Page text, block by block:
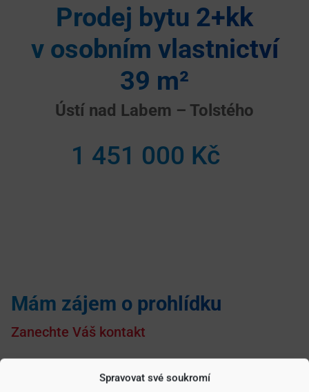
Spravovat své soukromí
Prodej bytu 2+kk
v osobním vlastnictví
39 m²
Ústí nad Labem – Tolstého
1 451 000 Kč
Mám zájem o prohlídku
Zanechte Váš kontakt
Vyberte si typ nemovitosti